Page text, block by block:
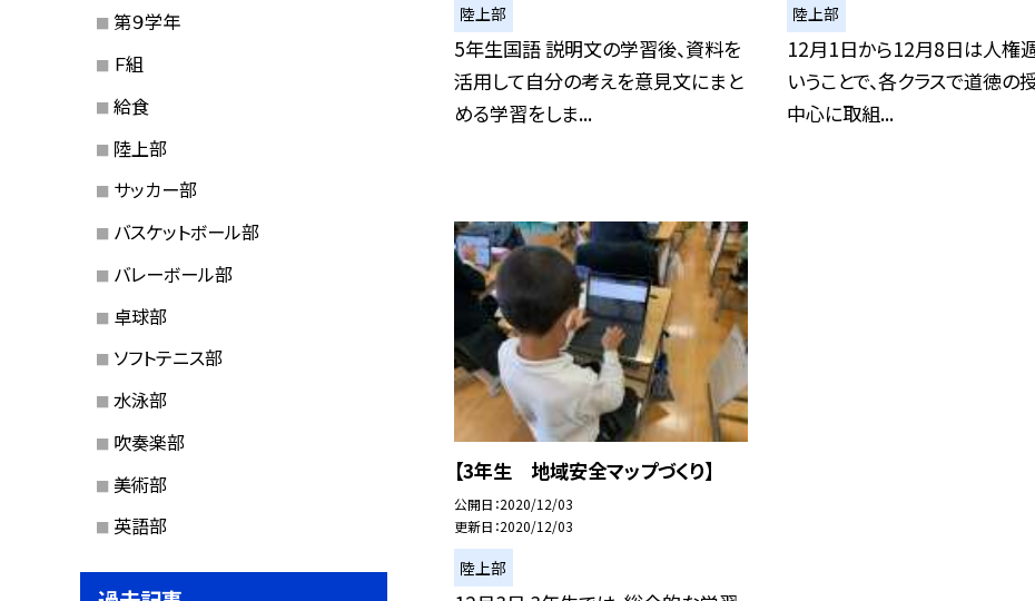
陸上部
5年生国語 説明文の学習後、資料を
活用して自分の考えを意見文にまと
める学習をしま...
陸上部
12月1日から12月8日は人権
いうことで、各クラスで道徳の
中心に取組...
【3年生 地域安全マップづくり】
公開日 2020/12/03
更新日 2020/12/03
陸上部
第９学年
Ｆ組
給食
陸上部
サッカー部
バスケットボール部
バレーボール部
卓球部
ソフトテニス部
水泳部
吹奏楽部
美術部
英語部